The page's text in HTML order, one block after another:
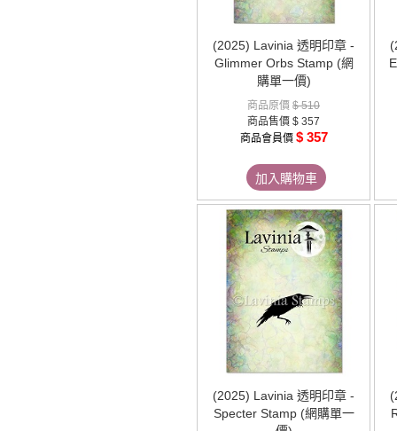
(2025) Lavinia 透明印章 -
Glimmer Orbs Stamp (網
購單一價)
商品原價 $ 510
商品售價 $ 357
商品會員價 $ 357
加入購物車
(2025) Lavinia 透明印章 -
Specter Stamp (網購單一